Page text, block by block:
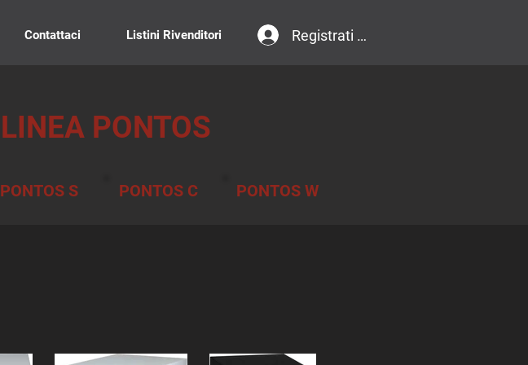
Contattaci Listini Rivenditori Registrati / Accedi
LINEA PONTOS
PONTOS S PONTOS C PONTOS W